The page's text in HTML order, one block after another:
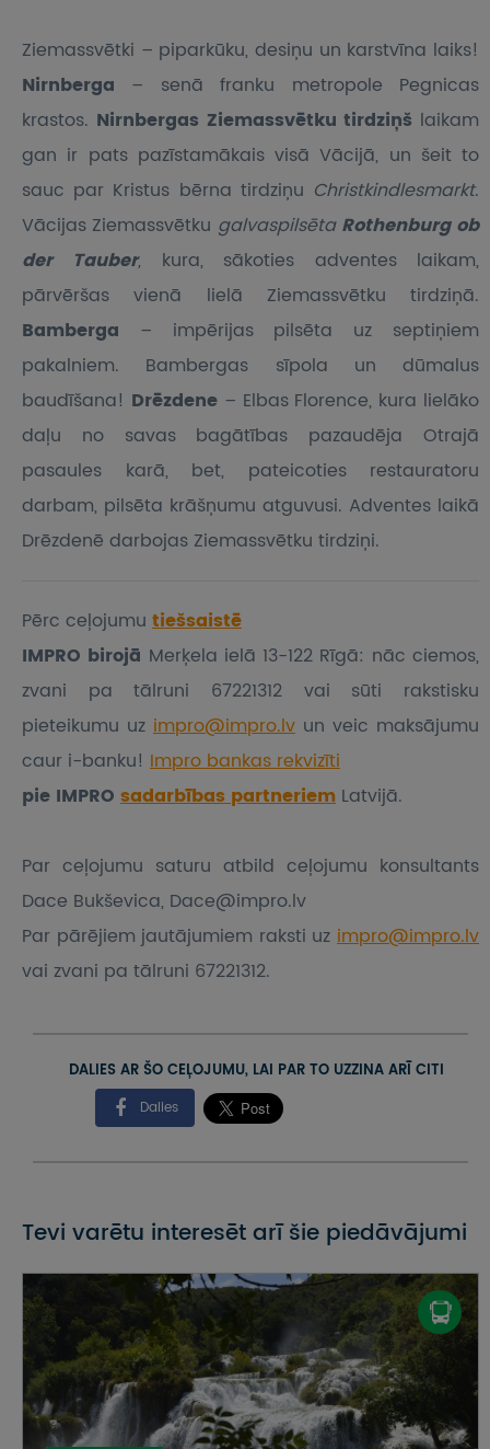
Ziemassvētki – piparkūku, desiņu un karstvīna laiks!
Nirnberga – senā franku metropole Pegnicas
krastos. Nirnbergas Ziemassvētku tirdziņš laikam
gan ir pats pazīstamākais visā Vācijā, un šeit to
sauc par Kristus bērna tirdziņu Christkindlesmarkt.
Vācijas Ziemassvētku galvaspilsētaRothenburg ob
der Tauber, kura, sākoties adventes laikam,
pārvēršas vienā lielā Ziemassvētku tirdziņā.
Bamberga – impērijas pilsēta uz septiņiem
pakalniem. Bambergas sīpola un dūmalus
baudīšana! Drēzdene – Elbas Florence, kura lielāko
daļu no savas bagātības pazaudēja Otrajā
pasaules karā, bet, pateicoties restauratoru
darbam, pilsēta krāšņumu atguvusi. Adventes laikā
Drēzdenē darbojas Ziemassvētku tirdziņi.
Pērc ceļojumu tiešsaistē
IMPRO birojā Merķela ielā 13-122 Rīgā: nāc ciemos,
zvani pa tālruni 67221312 vai sūti rakstisku
pieteikumu uz impro@impro.lv un veic maksājumu
caur i-banku! Impro bankas rekvizīti
pie IMPRO sadarbības partneriem Latvijā.
Par ceļojumu saturu atbild ceļojumu konsultants
Dace Bukševica, Dace@impro.lv
Par pārējiem jautājumiem raksti uz impro@impro.lv
vai zvani pa tālruni 67221312.
DALIES AR ŠO CEĻOJUMU, LAI PAR TO UZZINA ARĪ CITI
Dalies
Tevi varētu interesēt arī šie piedāvājumi